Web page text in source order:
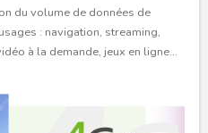
du volume de données de
: navigation, streaming,
à la demande, jeux en ligne...